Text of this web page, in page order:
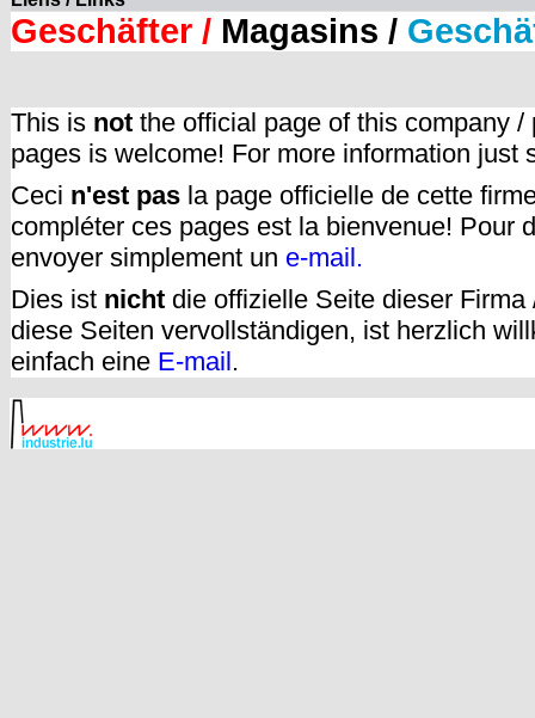
Geschäfter / Magasins /
This is not the official page of this company
pages is welcome! For more information just
Ceci n'est pas la page officielle de cette
compléter ces pages est la bienvenue! Pour
envoyer simplement un e-mail.
Dies ist nicht die offizielle Seite dieser
diese Seiten vervollständigen, ist herzlich
einfach eine E-mail.